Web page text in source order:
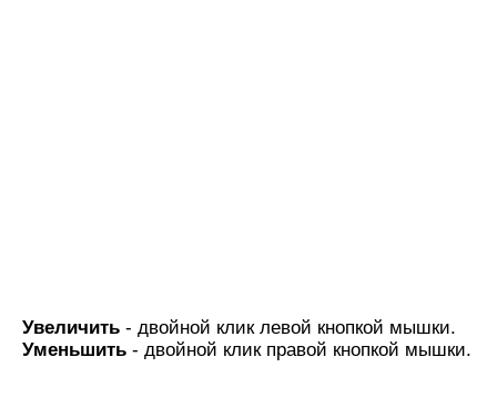
Увеличить - двойной клик левой кнопкой мышки.
Уменьшить - двойной клик правой кнопкой мышки.